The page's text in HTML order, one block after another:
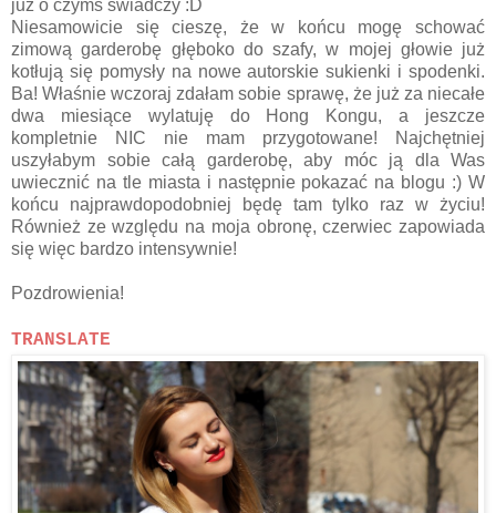
już o czymś świadczy :D
Niesamowicie się cieszę, że w końcu mogę schować
zimową garderobę głęboko do szafy, w mojej głowie już
kotłują się pomysły na nowe autorskie sukienki i spodenki.
Ba! Właśnie wczoraj zdałam sobie sprawę, że już za niecałe
dwa miesiące wylatuję do Hong Kongu, a jeszcze
kompletnie NIC nie mam przygotowane! Najchętniej
uszyłabym sobie całą garderobę, aby móc ją dla Was
uwiecznić na tle miasta i następnie pokazać na blogu :) W
końcu najprawdopodobniej będę tam tylko raz w życiu!
Również ze względu na moja obronę, czerwiec zapowiada
się więc bardzo intensywnie!
Pozdrowienia!
TRANSLATE